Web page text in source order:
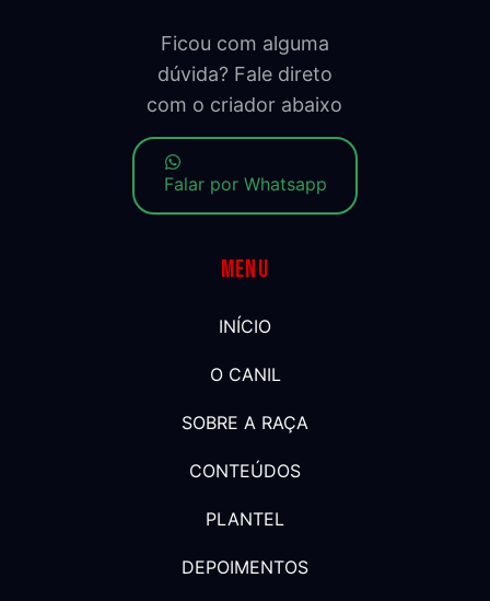
Ficou com alguma
dúvida? Fale direto
com o criador abaixo
Falar por Whatsapp
Menu
INÍCIO
O CANIL
SOBRE A RAÇA
CONTEÚDOS
PLANTEL
DEPOIMENTOS